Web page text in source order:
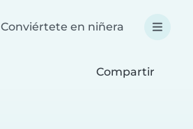
Conviértete en niñera
Compartir